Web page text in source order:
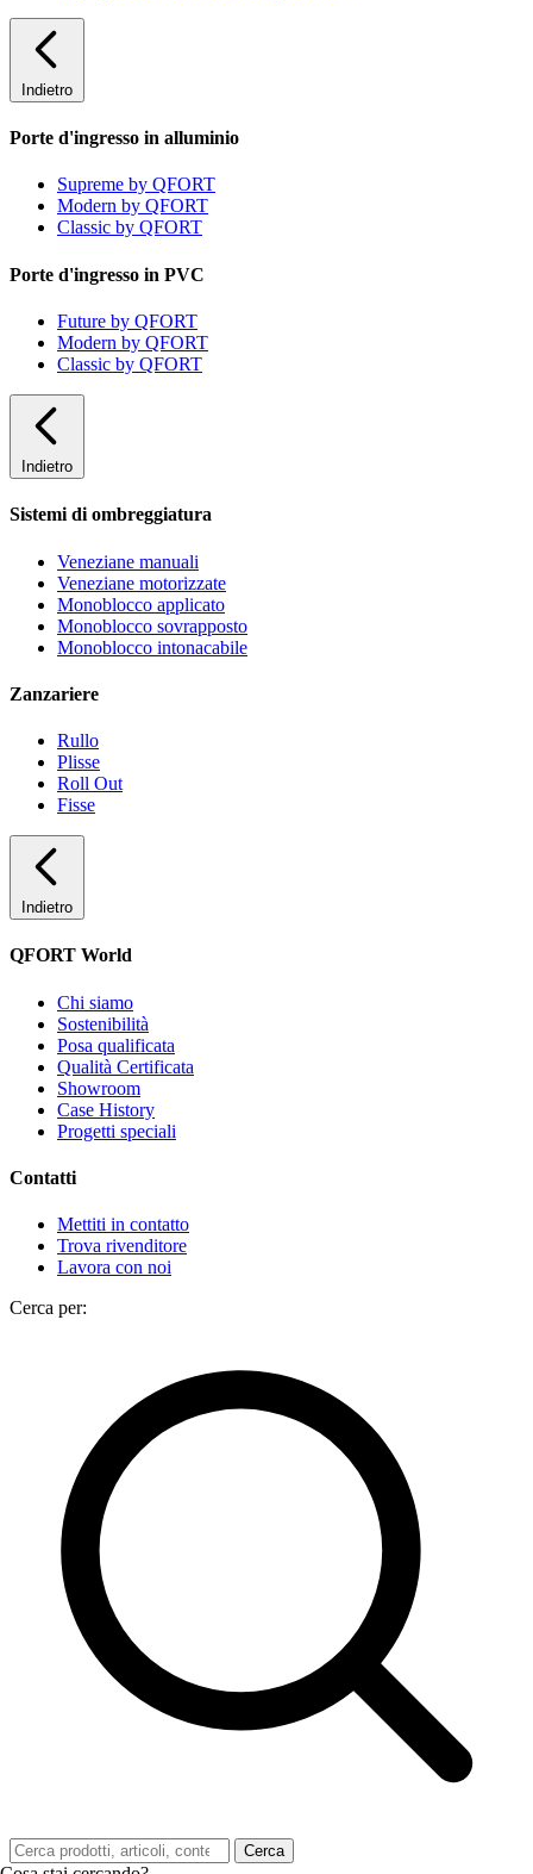
Indietro
Porte d'ingresso in alluminio
Supreme by QFORT
Modern by QFORT
Classic by QFORT
Porte d'ingresso in PVC
Future by QFORT
Modern by QFORT
Classic by QFORT
Indietro
Sistemi di ombreggiatura
Veneziane manuali
Veneziane motorizzate
Monoblocco applicato
Monoblocco sovrapposto
Monoblocco intonacabile
Zanzariere
Rullo
Plisse
Roll Out
Fisse
Indietro
QFORT World
Chi siamo
Sostenibilità
Posa qualificata
Qualità Certificata
Showroom
Case History
Progetti speciali
Contatti
Mettiti in contatto
Trova rivenditore
Lavora con noi
Cerca per:
Cerca